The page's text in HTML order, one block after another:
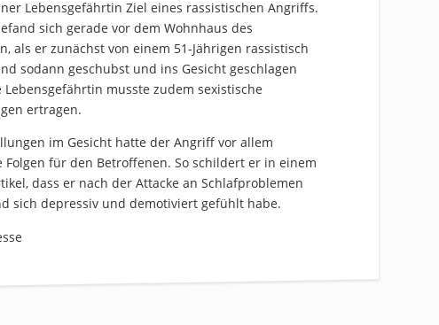
Lebensgefährtin Ziel eines rassistischen Angriffs.
sich gerade vor dem Wohnhaus des
als er zunächst von einem 51-Jährigen rassistisch
sodann geschubst und ins Gesicht geschlagen
Lebensgefährtin musste zudem sexistische
ertragen.
im Gesicht hatte der Angriff vor allem
Folgen für den Betroffenen. So schildert er in einem
dass er nach der Attacke an Schlafproblemen
sich depressiv und demotiviert gefühlt habe.